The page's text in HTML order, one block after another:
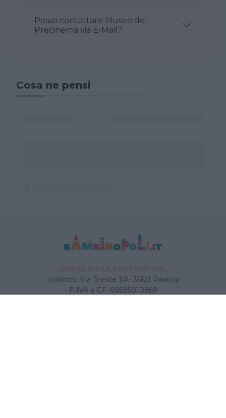
Posso contattare Museo del
Precinema via E-Mail?
Cosa ne pensi
Indirizzo: Via Trieste 1/A- 35121 Padova
P.IVA e CF: 09595010969